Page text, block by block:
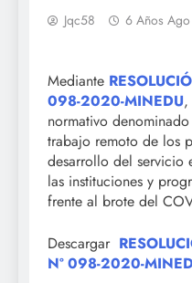
Jqc58 6 Años Ago
Mediante
098-2020-MINEDU,
normativo
trabajo remoto de los
desarrollo del servicio
las instituciones y
frente al brote del
Descargar
Nº 098-2020-